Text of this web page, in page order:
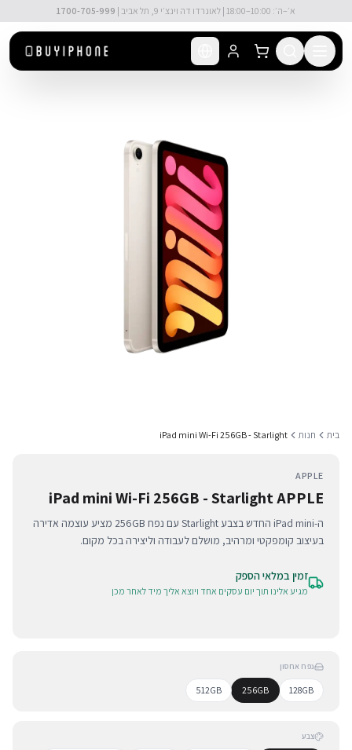
דלג לתוכן הראשי
בית חנות iPad mini Wi-Fi 256GB - Starlight
APPLE
iPad mini Wi-Fi 256GB - Starlight APPLE
ה-iPad mini החדש בצבע Starlight עם נפח 256GB מציע עוצמה אדירה
בעיצוב קומפקטי ומרהיב, מושלם לעבודה וליצירה בכל מקום.
זמין במלאי הספק
מגיע אלינו תוך יום עסקים אחד ויוצא אליך מיד לאחר מכן
נפח אחסון
128GB
256GB
512GB
צבע